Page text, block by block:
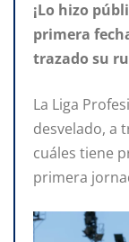
¡Lo hizo
primera
trazado su
La Liga
desvelado, a
cuáles tiene
primera